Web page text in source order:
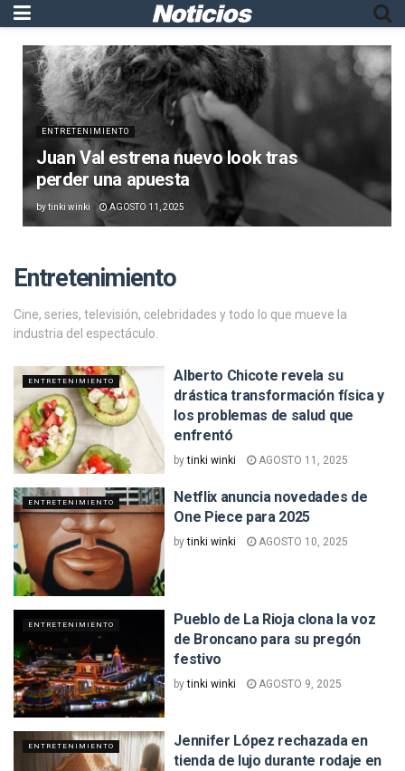
ENTRETENIMIENTO
Juan Val estrena nuevo look tras
perder una apuesta
bytinki winki AGOSTO 11, 2025
Entretenimiento
Cine, series, televisión, celebridades y todo lo que mueve la
industria del espectáculo.
ENTRETENIMIENTO
Alberto Chicote revela su
drástica transformación física y
los problemas de salud que
enfrentó
by tinki winki AGOSTO 11, 2025
ENTRETENIMIENTO
Netflix anuncia novedades de
One Piece para 2025
by tinki winki AGOSTO 10, 2025
ENTRETENIMIENTO
Pueblo de La Rioja clona la voz
de Broncano para su pregón
festivo
by tinki winki AGOSTO 9, 2025
ENTRETENIMIENTO
Jennifer López rechazada en
tienda de lujo durante rodaje en